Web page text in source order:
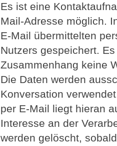
Es ist eine
Mail-Adresse möglich.
E-Mail übermittelten
Nutzers gespeichert.
Zusammenhang keine
Die Daten werden
Konversation
per E-Mail liegt hieran
Interesse an der
werden gelöscht,